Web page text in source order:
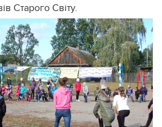
Старого Світу.